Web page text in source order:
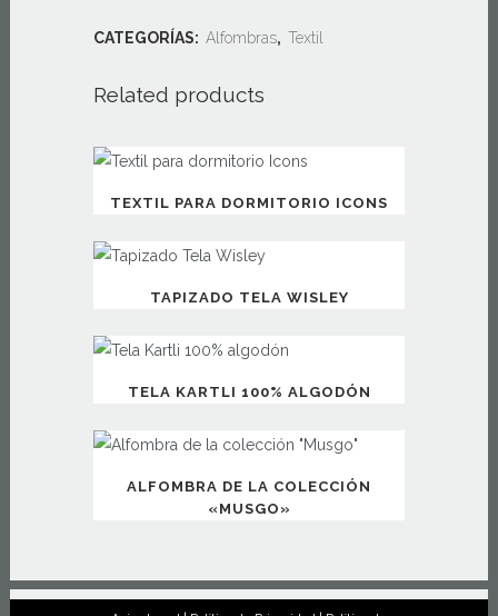
CATEGORÍAS: Alfombras, Textil
Related products
TEXTIL PARA DORMITORIO ICONS
TAPIZADO TELA WISLEY
TELA KARTLI 100% ALGODÓN
ALFOMBRA DE LA COLECCIÓN
«MUSGO»